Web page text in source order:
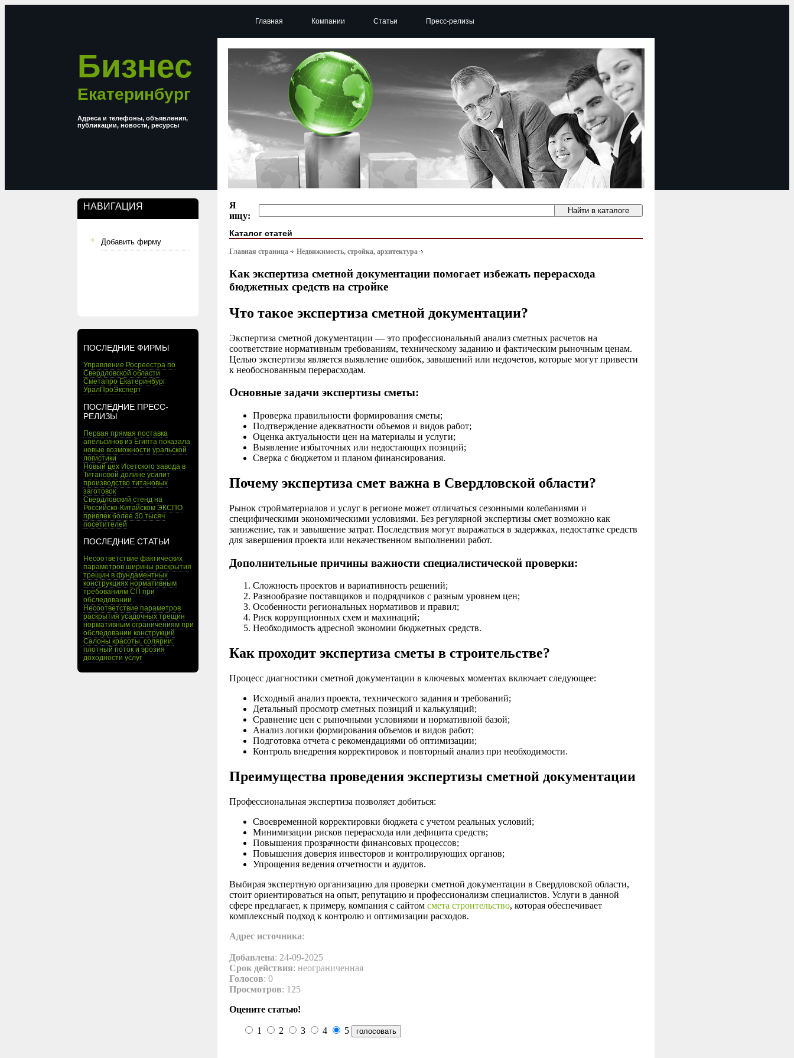
Бизнес
Екатеринбург
Адреса и телефоны, объявления,
публикации, новости, ресурсы
НАВИГАЦИЯ
Добавить фирму
ПОСЛЕДНИЕ ФИРМЫ
Управление Росреестра по
Свердловской области
Сметапро Екатеринбург
УралПроЭксперт
ПОСЛЕДНИЕ ПРЕСС-
РЕЛИЗЫ
Первая прямая поставка
апельсинов из Египта показала
новые возможности уральской
логистики
Новый цех Исетского завода в
Титановой долине усилит
производство титановых
заготовок
Свердловский стенд на
Российско-Китайском ЭКСПО
привлек более 30 тысяч
посетителей
ПОСЛЕДНИЕ СТАТЬИ
Несоответствие фактических
параметров ширины раскрытия
трещин в фундаментных
конструкциях нормативным
требованиям СП при
обследовании
Несоответствие параметров
раскрытия усадочных трещин
нормативным ограничениям при
обследовании конструкций
Салоны красоты, солярии:
плотный поток и эрозия
доходности услуг
Главная Компании Статьи Пресс-релизы
Я
ищу:
Каталог статей
Главная страница Недвижимость, стройка, архитектура
Как экспертиза сметной документации помогает избежать перерасхода
бюджетных средств на стройке
Что такое экспертиза сметной документации?
Экспертиза сметной документации — это профессиональный анализ сметных расчетов на
соответствие нормативным требованиям, техническому заданию и фактическим рыночным ценам.
Целью экспертизы является выявление ошибок, завышений или недочетов, которые могут привести
к необоснованным перерасходам.
Основные задачи экспертизы сметы:
Проверка правильности формирования сметы;
Подтверждение адекватности объемов и видов работ;
Оценка актуальности цен на материалы и услуги;
Выявление избыточных или недостающих позиций;
Сверка с бюджетом и планом финансирования.
Почему экспертиза смет важна в Свердловской области?
Рынок стройматериалов и услуг в регионе может отличаться сезонными колебаниями и
специфическими экономическими условиями. Без регулярной экспертизы смет возможно как
занижение, так и завышение затрат. Последствия могут выражаться в задержках, недостатке средств
для завершения проекта или некачественном выполнении работ.
Дополнительные причины важности специалистической проверки:
Сложность проектов и вариативность решений;
Разнообразие поставщиков и подрядчиков с разным уровнем цен;
Особенности региональных нормативов и правил;
Риск коррупционных схем и махинаций;
Необходимость адресной экономии бюджетных средств.
Как проходит экспертиза сметы в строительстве?
Процесс диагностики сметной документации в ключевых моментах включает следующее:
Исходный анализ проекта, технического задания и требований;
Детальный просмотр сметных позиций и калькуляций;
Сравнение цен с рыночными условиями и нормативной базой;
Анализ логики формирования объемов и видов работ;
Подготовка отчета с рекомендациями об оптимизации;
Контроль внедрения корректировок и повторный анализ при необходимости.
Преимущества проведения экспертизы сметной документации
Профессиональная экспертиза позволяет добиться:
Своевременной корректировки бюджета с учетом реальных условий;
Минимизации рисков перерасхода или дефицита средств;
Повышения прозрачности финансовых процессов;
Повышения доверия инвесторов и контролирующих органов;
Упрощения ведения отчетности и аудитов.
Выбирая экспертную организацию для проверки сметной документации в Свердловской области,
стоит ориентироваться на опыт, репутацию и профессионализм специалистов. Услуги в данной
сфере предлагает, к примеру, компания с сайтом смета строительство, которая обеспечивает
комплексный подход к контролю и оптимизации расходов.
Адрес источника:
Добавлена: 24-09-2025
Срок действия: неограниченная
Голосов: 0
Просмотров: 125
Оцените статью!
1 2 3 4 5